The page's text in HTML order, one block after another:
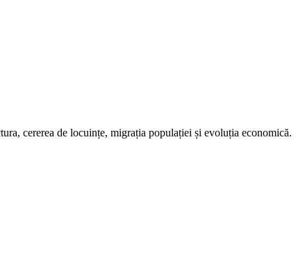
cererea de locuințe, migrația populației și evoluția economică.